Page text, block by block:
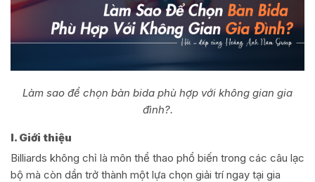
Làm sao để chọn bàn bida phù hợp với không gian gia
đình?.
I. Giới thiệu
Billiards không chỉ là môn thể thao phổ biến trong các câu lạc
bộ mà còn dần trở thành một lựa chọn giải trí ngay tại gia